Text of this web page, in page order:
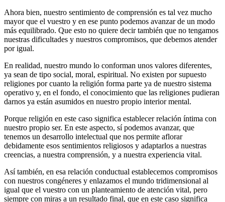
Ahora bien, nuestro sentimiento de comprensión es tal vez mucho
mayor que el vuestro y en ese punto podemos avanzar de un modo
más equilibrado. Que esto no quiere decir también que no tengamos
nuestras dificultades y nuestros compromisos, que debemos atender
por igual.
En realidad, nuestro mundo lo conforman unos valores diferentes,
ya sean de tipo social, moral, espiritual. No existen por supuesto
religiones por cuanto la religión forma parte ya de nuestro sistema
operativo y, en el fondo, el conocimiento que las religiones pudieran
darnos ya están asumidos en nuestro propio interior mental.
Porque religión en este caso significa establecer relación íntima con
nuestro propio ser. En este aspecto, sí podemos avanzar, que
tenemos un desarrollo intelectual que nos permite aflorar
debidamente esos sentimientos religiosos y adaptarlos a nuestras
creencias, a nuestra comprensión, y a nuestra experiencia vital.
Así también, en esa relación conductual establecemos compromisos
con nuestros congéneres y enlazamos el mundo tridimensional al
igual que el vuestro con un planteamiento de atención vital, pero
siempre con miras a un resultado final, que en este caso significa